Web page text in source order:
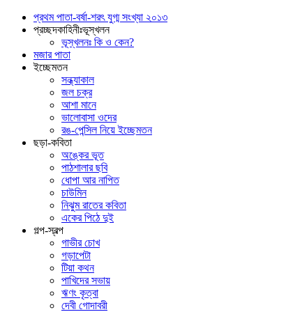
প্রথম পাতা-বর্ষা-শরৎ যুগ্ম সংখ্যা ২০১৩
প্রচ্ছদকাহিনীঃভূস্খলন
ভূস্খলনঃ কি ও কেন?
মজার পাতা
ইচ্ছেমতন
সন্ধ্যাকাল
জল চক্র
আশা মানে
ভালোবাসা ওদের
রঙ-পেন্সিল নিয়ে ইচ্ছেমতন
ছড়া-কবিতা
অঙ্কের ভূত
পাঠশালার ছবি
ধোপা আর নাপিত
চাউমিন
নিঝুম রাতের কবিতা
একের পিঠে দুই
গল্প-স্বল্প
গাভীর চোখ
গড়াপেটা
টিয়া কথন
পাখিদের সভায়
ঋণং কৃত্বা
দেবী গোদাবরী